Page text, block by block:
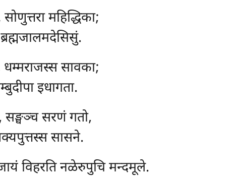
सोणुत्तरा महिद्धिका;
सावका;
इधागता.
सरणं गतो,
सासने.
विहरति नळेरुपुचि मन्दमूले.